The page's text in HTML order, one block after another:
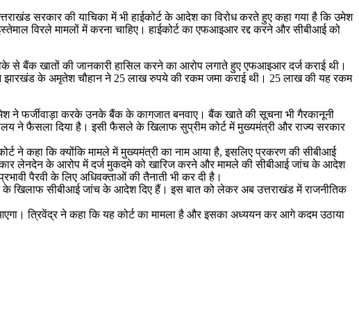
सरकार की याचिका में भी हाईकोर्ट के आदेश का विरोध करते हुए कहा गया है कि उमेश
विरले मामलों में करना चाहिए। हाईकोर्ट का एफआइआर रद्द करने और सीबीआई को
से बैंक खातों की जानकारी हासिल करने का आरोप लगाते हुए एफआइआर दर्ज कराई थी।
झारखंड के अमृतेश चौहान ने 25 लाख रुपये की रकम जमा कराई थी। 25 लाख की यह रकम
ने फर्जीवाड़ा करके उनके बैंक के कागजात बनवाए। बैंक खाते की सूचना भी गैरकानूनी
ने फैसला दिया है। इसी फैसले के खिलाफ सुप्रीम कोर्ट में मुख्यमंत्री और राज्य सरकार
ने कहा कि क्योंकि मामले में मुख्यमंत्री का नाम आया है, इसलिए प्रकरण की सीबीआई
सरकार लेनदेन के आरोप में दर्ज मुकदमे को खारिज करने और मामले की सीबीआई जांच के आदेश
पैरवी के लिए अधिवक्ताओं की तैनाती भी कर दी है।
के खिलाफ सीबीआई जांच के आदेश दिए हैं। इस बात को लेकर अब उत्तराखंड में राजनीतिक
त्रिवेंद्र ने कहा कि यह कोर्ट का मामला है और इसका अध्ययन कर आगे कदम उठाया